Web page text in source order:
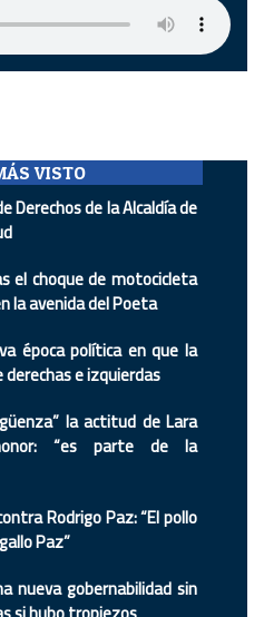
VISTO
Derechos de la Alcaldía de
el choque de motocicleta
la avenida del Poeta
época política en que la
e izquierdas
la actitud de Lara
“es parte de la
Rodrigo Paz: “El pollo
Paz”
nueva gobernabilidad sin